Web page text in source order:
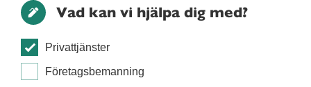
Vad kan vi hjälpa dig med?
Privattjänster
Företagsbemanning